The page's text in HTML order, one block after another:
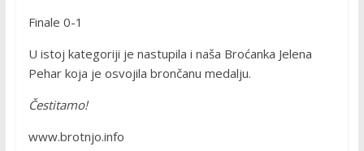
Finale 0-1
U istoj kategoriji je nastupila i naša Broćanka Jelena
Pehar koja je osvojila brončanu medalju.
Čestitamo!
www.brotnjo.info